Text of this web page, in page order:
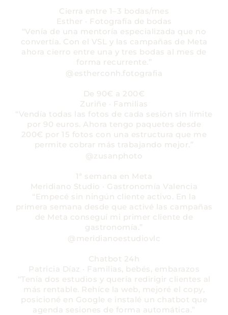
Cierra entre 1–3 bodas/mes
Esther · Fotografía de bodas
“Venía de una mentoría especializada que no
convertía. Con el VSL y las campañas de Meta
ahora cierro entre una y tres bodas al mes de
forma recurrente.”
@estherconh.fotografia
De 90€ a 200€
Zuriñe · Familias
“Vendía todas las fotos de cada sesión sin límite
por 90 euros. Ahora tengo paquetes desde
200€ por 15 fotos con una estructura que me
permite cobrar más trabajando mejor.”
@zusanphoto
1ª semana en Meta
Meridiano Studio · Gastronomía Valencia
“Empecé sin ningún cliente activo. En la
primera semana desde que activé las campañas
de Meta conseguí mi primer cliente de
gastronomía.”
@meridianoestudiovlc
Chatbot 24h
Patricia Díaz · Familias, bebés, embarazos
“Tenía dos estudios y quería redirigir clientes al
más rentable. Rehíce la web, mejoré el copy,
posicioné en Google e instalé un chatbot que
agenda sesiones de forma automática.”